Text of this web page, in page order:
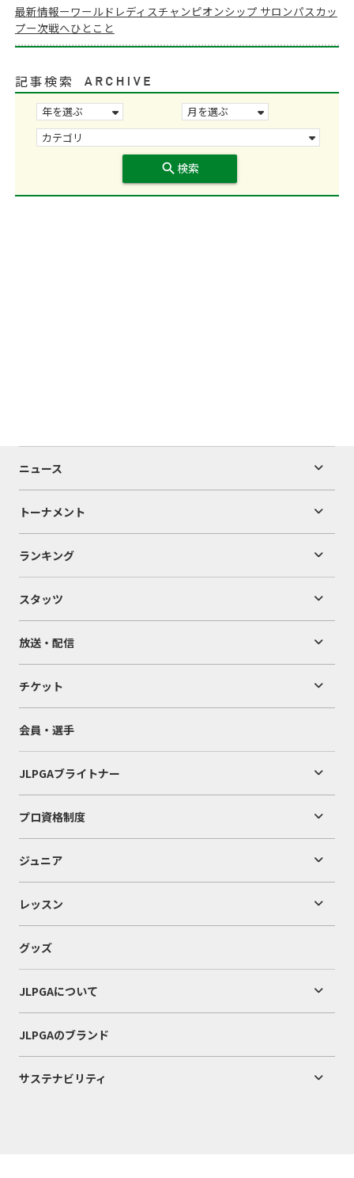
最新情報ーワールドレディスチャンピオンシップ サロンパスカッ
プー次戦へひとこと
記事検索
search 検索
ニュース
トーナメント
ランキング
スタッツ
放送・配信
チケット
会員・選手
JLPGAブライトナー
プロ資格制度
ジュニア
レッスン
グッズ
JLPGAについて
JLPGAのブランド
サステナビリティ